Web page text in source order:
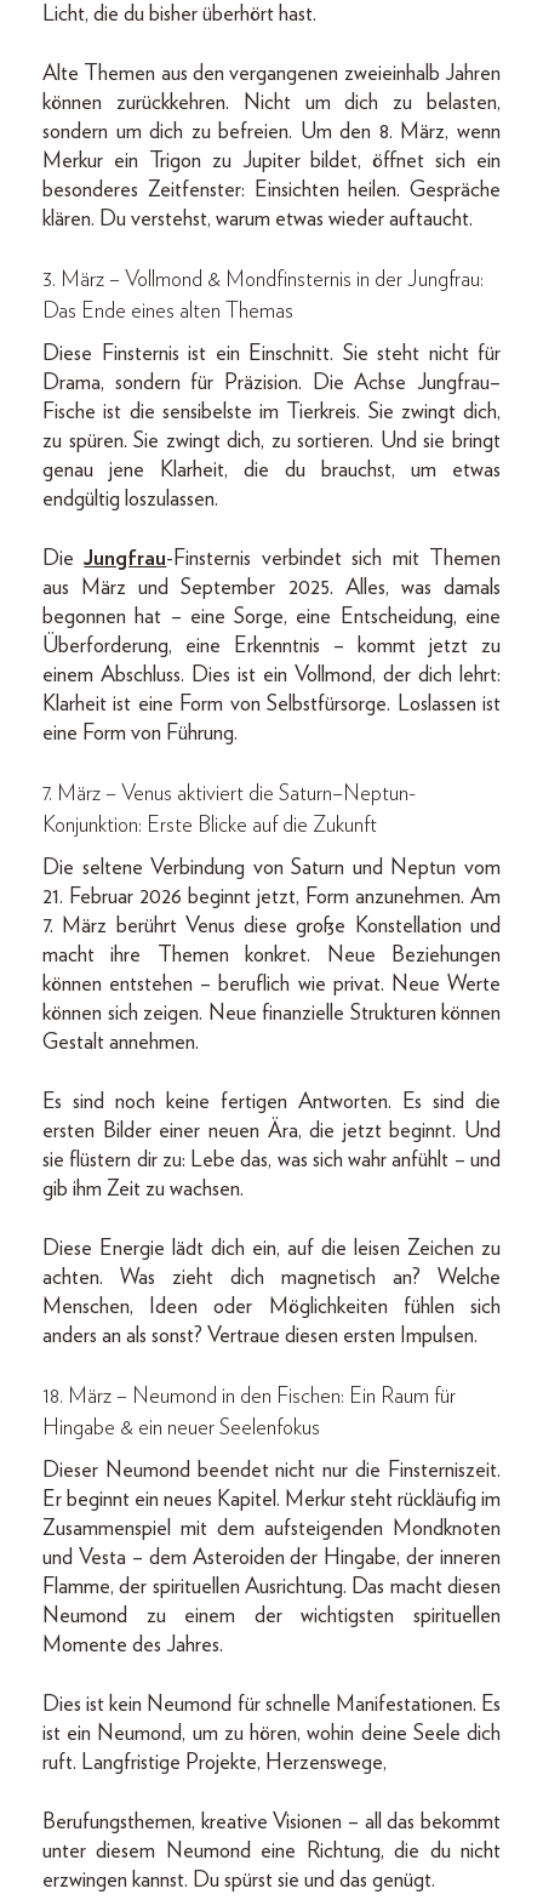
Licht, die du bisher überhört hast.
Alte Themen aus den vergangenen zweieinhalb Jahren
können zurückkehren. Nicht um dich zu belasten,
sondern um dich zu befreien. Um den 8. März, wenn
Merkur ein Trigon zu Jupiter bildet, öffnet sich ein
besonderes Zeitfenster: Einsichten heilen. Gespräche
klären. Du verstehst, warum etwas wieder auftaucht.
3. März – Vollmond & Mondfinsternis in der Jungfrau:
Das Ende eines alten Themas
Diese Finsternis ist ein Einschnitt. Sie steht nicht für
Drama, sondern für Präzision. Die Achse Jungfrau–
Fische ist die sensibelste im Tierkreis. Sie zwingt dich,
zu spüren. Sie zwingt dich, zu sortieren. Und sie bringt
genau jene Klarheit, die du brauchst, um etwas
endgültig loszulassen.
DieJungfrau-Finsternis verbindet sich mit Themen
aus März und September 2025. Alles, was damals
begonnen hat – eine Sorge, eine Entscheidung, eine
Überforderung, eine Erkenntnis – kommt jetzt zu
einem Abschluss. Dies ist ein Vollmond, der dich lehrt:
Klarheit ist eine Form von Selbstfürsorge. Loslassen ist
eine Form von Führung.
7. März – Venus aktiviert die Saturn–Neptun-
Konjunktion: Erste Blicke auf die Zukunft
Die seltene Verbindung von Saturn und Neptun vom
21. Februar 2026 beginnt jetzt, Form anzunehmen. Am
7. März berührt Venus diese große Konstellation und
macht ihre Themen konkret. Neue Beziehungen
können entstehen – beruflich wie privat. Neue Werte
können sich zeigen. Neue finanzielle Strukturen können
Gestalt annehmen.
Es sind noch keine fertigen Antworten. Es sind die
ersten Bilder einer neuen Ära, die jetzt beginnt. Und
sie flüstern dir zu: Lebe das, was sich wahr anfühlt – und
gib ihm Zeit zu wachsen.
Diese Energie lädt dich ein, auf die leisen Zeichen zu
achten. Was zieht dich magnetisch an? Welche
Menschen, Ideen oder Möglichkeiten fühlen sich
anders an als sonst? Vertraue diesen ersten Impulsen.
18. März – Neumond in den Fischen: Ein Raum für
Hingabe & ein neuer Seelenfokus
Dieser Neumond beendet nicht nur die Finsterniszeit.
Er beginnt ein neues Kapitel. Merkur steht rückläufig im
Zusammenspiel mit dem aufsteigenden Mondknoten
und Vesta – dem Asteroiden der Hingabe, der inneren
Flamme, der spirituellen Ausrichtung. Das macht diesen
Neumond zu einem der wichtigsten spirituellen
Momente des Jahres.
Dies ist kein Neumond für schnelle Manifestationen. Es
ist ein Neumond, um zu hören, wohin deine Seele dich
ruft. Langfristige Projekte, Herzenswege,
Berufungsthemen, kreative Visionen – all das bekommt
unter diesem Neumond eine Richtung, die du nicht
erzwingen kannst. Du spürst sie und das genügt.